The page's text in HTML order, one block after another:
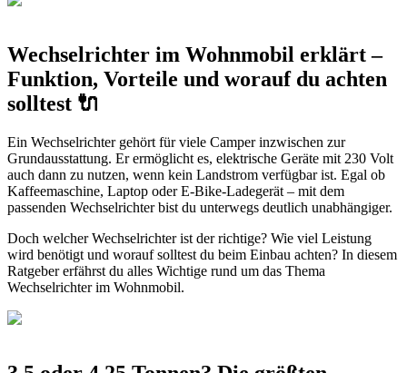
Wechselrichter im Wohnmobil erklärt –
Funktion, Vorteile und worauf du achten
solltest 🔌
Ein Wechselrichter gehört für viele Camper inzwischen zur
Grundausstattung. Er ermöglicht es, elektrische Geräte mit 230 Volt
auch dann zu nutzen, wenn kein Landstrom verfügbar ist. Egal ob
Kaffeemaschine, Laptop oder E-Bike-Ladegerät – mit dem
passenden Wechselrichter bist du unterwegs deutlich unabhängiger.
Doch welcher Wechselrichter ist der richtige? Wie viel Leistung
wird benötigt und worauf solltest du beim Einbau achten? In diesem
Ratgeber erfährst du alles Wichtige rund um das Thema
Wechselrichter im Wohnmobil.